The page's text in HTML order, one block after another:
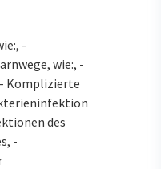
-
wie:, -
Komplizierte
des
-